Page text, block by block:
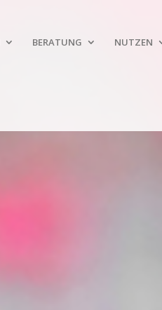
BERATUNG NUTZEN